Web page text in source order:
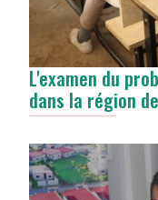
L'examen du
dans la région